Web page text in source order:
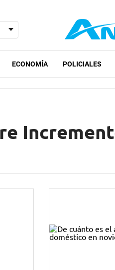
ECONOMÍA POLICIALES